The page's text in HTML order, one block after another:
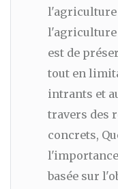
l'agriculture
l'agriculture
est de
tout en
intrants et
travers des
concrets,
basée sur